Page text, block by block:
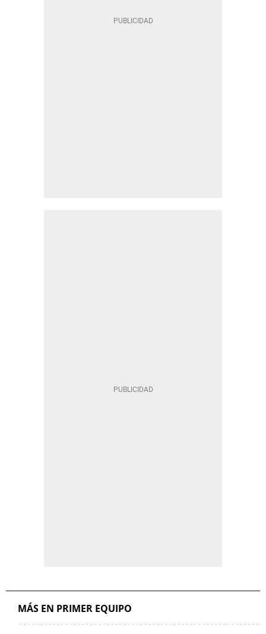
MÁS EN PRIMER EQUIPO